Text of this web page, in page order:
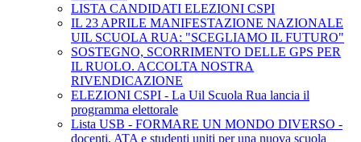
LISTA CANDIDATI ELEZIONI CSPI
IL 23 APRILE MANIFESTAZIONE NAZIONALE
UIL SCUOLA RUA: "SCEGLIAMO IL FUTURO"
SOSTEGNO, SCORRIMENTO DELLE GPS PER
IL RUOLO. ACCOLTA NOSTRA
RIVENDICAZIONE
ELEZIONI CSPI - La Uil Scuola Rua lancia il
programma elettorale
Lista USB - FORMARE UN MONDO DIVERSO -
docenti, ATA e studenti uniti per una nuova scuola